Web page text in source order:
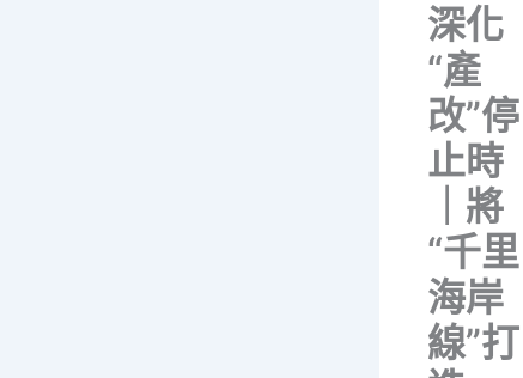
深化
“產
改”停
止時
｜將
“千里
海岸
線”打